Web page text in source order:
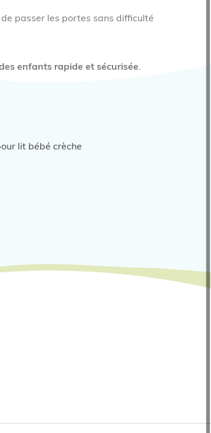
passer les portes sans difficulté
enfants rapide et sécurisée.
lit bébé crèche